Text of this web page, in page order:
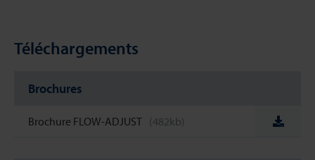
Téléchargements
Brochures
Brochure FLOW-ADJUST (482kb)